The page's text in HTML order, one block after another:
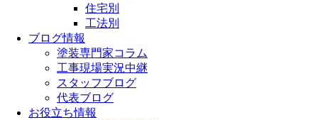
住宅別
工法別
ブログ情報
塗装専門家コラム
工事現場実況中継
スタッフブログ
代表ブログ
お役立ち情報